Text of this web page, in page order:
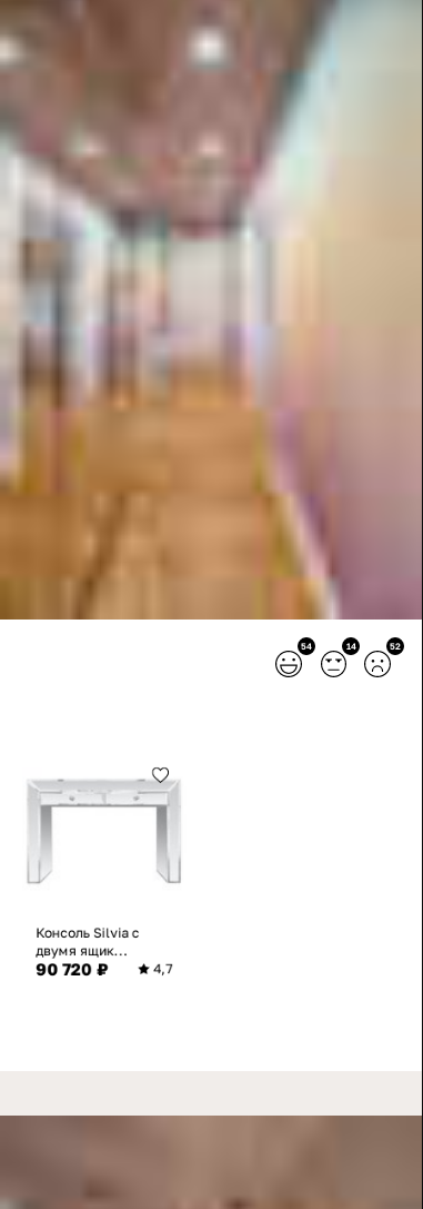
54 14 52
Консоль Silvia с
двумя ящик...
90 720 ₽ 4,7